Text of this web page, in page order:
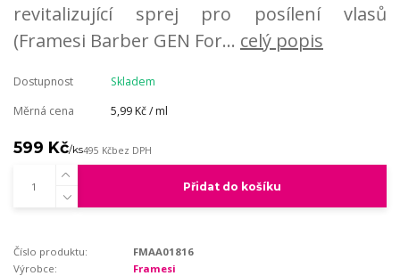
revitalizující sprej pro posílení vlasů
(Framesi Barber GEN For... celý popis
Dostupnost
Skladem
Měrná cena
5,99 Kč / ml
599 Kč/ks495 Kčbez DPH
Přidat do košíku
Číslo produktu:
FMAA01816
Výrobce:
Framesi